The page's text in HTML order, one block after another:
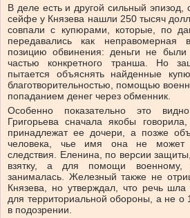
В деле есть и другой сильный эпизод,
сейфе у Князева нашли 250 тысяч
совпали с купюрами, которые, по
передавались как неправомерная
позицию обвинения: деньги не
частью конкретного транша. Но
пытается объяснять найденные
благотворительностью, помощью
попаданием денег через обменник.
Особенно показательно это
Григорьева сначала якобы
принадлежат ее дочери, а позже
человека, чье имя она не может
следствия. Еленина, по версии
взятку, а для помощи военному,
занималась. Железный также не
Князева, но утверждал, что речь
для территориальной обороны, а не о
в подозрении.